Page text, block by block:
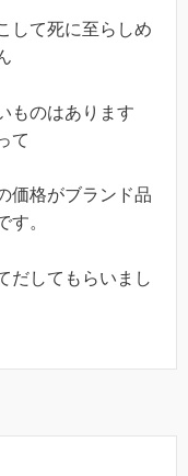
して死に至らしめ
ものはあります
て
価格がブランド品
す。
だしてもらいまし